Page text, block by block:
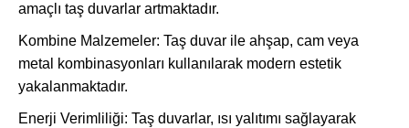
amaçlı taş duvarlar artmaktadır.
Kombine Malzemeler: Taş duvar ile ahşap, cam veya
metal kombinasyonları kullanılarak modern estetik
yakalanmaktadır.
Enerji Verimliliği: Taş duvarlar, ısı yalıtımı sağlayarak